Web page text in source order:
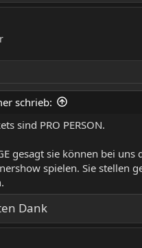
schrieb:
sind PRO PERSON.
gesagt sie können bei uns
spielen. Sie stellen
Dank